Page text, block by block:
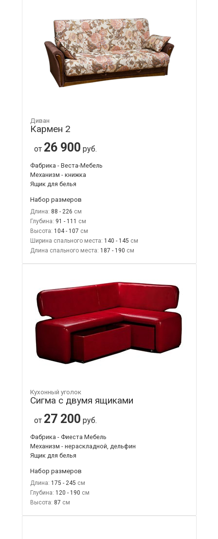
Диван
Кармен 2
от 26 900 руб.
Фабрика - Веста-Мебель
Механизм - книжка
Ящик для белья
Набор размеров
Длина: 88 - 226
Глубина: 91 - 111
Высота: 104 - 107
Ширина спального места: 140 - 145
Длина спального места: 187 - 190
Кухонный уголок
Сигма с двумя ящиками
от 27 200 руб.
Фабрика - Фиеста Мебель
Механизм - нераскладной, дельфин
Ящик для белья
Набор размеров
Длина: 175 - 245
Глубина: 120 - 190
Высота: 87